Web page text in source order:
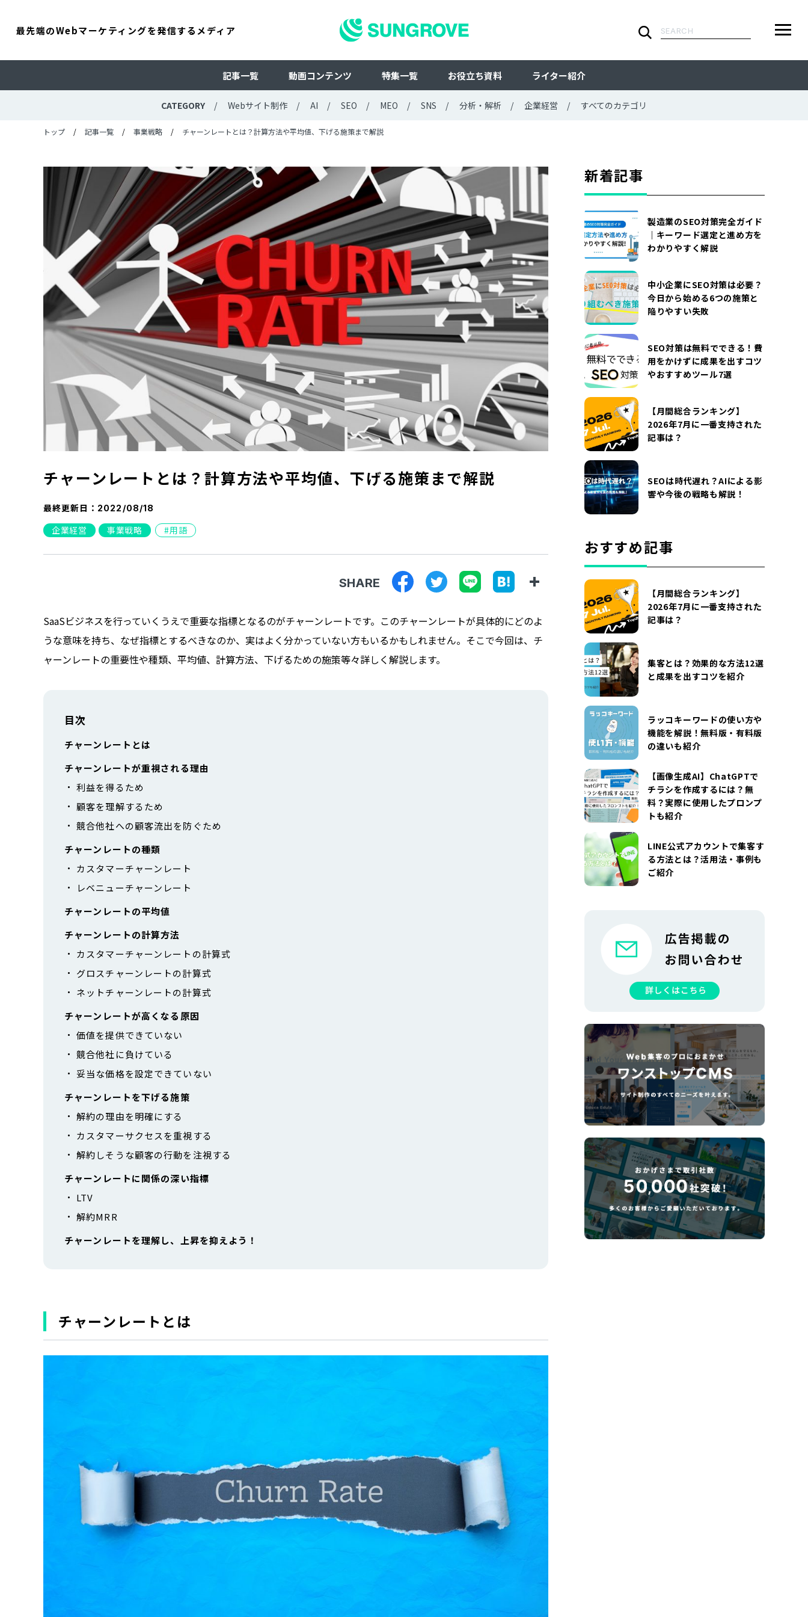
最先端のWebマーケティングを発信するメディア
検
記事一覧 動画コンテンツ 特集一覧 お役立ち資料 ライター紹介
CATEGORY Webサイト制作 AI SEO MEO SNS 分析・解析 企業経営 すべてのカテゴリ
ニ
ュ
ARTICLE
すべての記事
CATEGORY
WRITER
ライターで探す
特集
MOVIE
動画
DOCUMENT
お役立ち資料
お問い合わせ
『SUNGROVE』について
利用規約
広告掲載に関する規約
特定商取引法に基づく表記
プライバシーポリシー
トップ 記事一覧 事業戦略 チャーンレートとは？計算方法や平均値、下げる施策まで解説
チャーンレートとは？計算方法や平均値、下げる施策まで解説
最終更新日： 2022/08/18
企業経営 事業戦略 用語
SHARE
SaaSビジネスを行っていくうえで重要な指標となるのがチャーンレートです。このチャーンレートが具体的にどのよ
うな意味を持ち、なぜ指標とするべきなのか、実はよく分かっていない方もいるかもしれません。そこで今回は、チ
ャーンレートの重要性や種類、平均値、計算方法、下げるための施策等々詳しく解説します。
目次
チャーンレートとは
チャーンレートが重視される理由
利益を得るため
顧客を理解するため
競合他社への顧客流出を防ぐため
チャーンレートの種類
カスタマーチャーンレート
レベニューチャーンレート
チャーンレートの平均値
チャーンレートの計算方法
カスタマーチャーンレートの計算式
グロスチャーンレートの計算式
ネットチャーンレートの計算式
チャーンレートが高くなる原因
価値を提供できていない
競合他社に負けている
妥当な価格を設定できていない
チャーンレートを下げる施策
解約の理由を明確にする
カスタマーサクセスを重視する
解約しそうな顧客の行動を注視する
チャーンレートに関係の深い指標
LTV
解約MRR
チャーンレートを理解し、上昇を抑えよう！
チャーンレートとは
新着記事
製造業のSEO対策完全ガイド
｜キーワード選定と進め方を
わかりやすく解説
中小企業にSEO対策は必要？
今日から始める6つの施策と
陥りやすい失敗
SEO対策は無料でできる！費
用をかけずに成果を出すコツ
やおすすめツール7選
【月間総合ランキング】
2026年7月に一番支持された
記事は？
SEOは時代遅れ？AIによる影
響や今後の戦略も解説！
おすすめ記事
【月間総合ランキング】
2026年7月に一番支持された
記事は？
集客とは？効果的な方法12選
と成果を出すコツを紹介
ラッコキーワードの使い方や
機能を解説！無料版・有料版
の違いも紹介
【画像生成AI】ChatGPTで
チラシを作成するには？無
料？実際に使用したプロンプ
トも紹介
LINE公式アカウントで集客す
る方法とは？活用法・事例も
ご紹介